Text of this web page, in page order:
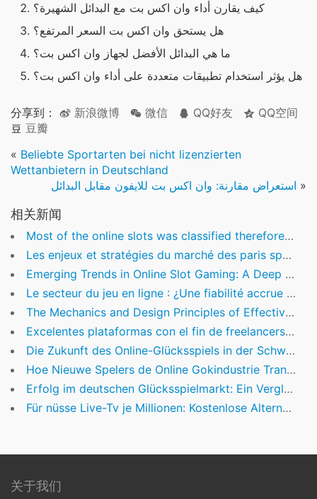
كيف يقارن أداء وان اكس بت مع البدائل الشهيرة؟
هل يستحق وان اكس بت السعر المرتفع؟
ما هي البدائل الأفضل لجهاز وان اكس بت؟
هل يؤثر استخدام تطبيقات متعددة على أداء وان اكس بت؟
分享到： 新浪微博 微信 QQ好友
QQ空间
豆瓣
« Beliebte Sportarten bei nicht lizenzierten
Wettanbietern in Deutschland
استعراض مقارنة: وان اكس بت للايفون مقابل البدائل »
相关新闻
Most of the online slots was classified therefore it is simple to browse as a consequence of the latest local casino
Les enjeux et stratégies du marché des paris sportifs en France : une analyse approfondie
Emerging Trends in Online Slot Gaming: A Deep Dive into Innovation and Player Engagement
Le secteur du jeu en ligne : ¿Une fiabilité accrue grâce aux plateformes d’information spécialisées?
The Mechanics and Design Principles of Effective Loyalty Programs
Excelentes plataformas con el fin de freelancers referente a Argentina
Die Zukunft des Online-Glücksspiels in der Schweiz: Innovationen, Regulierung und Technologie
Hoe Nieuwe Spelers de Online Gokindustrie Transformeren: Een Diepgaande Analyse
Erfolg im deutschen Glücksspielmarkt: Ein Vergleich der führenden Anbieter
Für nüsse Live-Tv je Millionen: Kostenlose Alternativen zum Kabelfernsehen
关于我们